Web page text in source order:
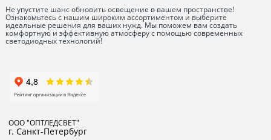
Не упустите шанс обновить освещение в вашем пространстве!
Ознакомьтесь с нашим широким ассортиментом и выберите
идеальные решения для ваших нужд. Мы поможем вам создать
комфортную и эффективную атмосферу с помощью современных
светодиодных технологий!
ООО "ОПТЛЕДСВЕТ"
г. Санкт-Петербург